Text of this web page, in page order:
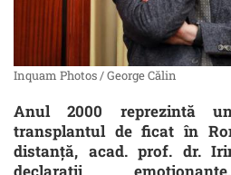
Inquam Photos / George Călin
Anul 2000 reprezintă
transplantul de ficat în
distanță, acad. prof. dr.